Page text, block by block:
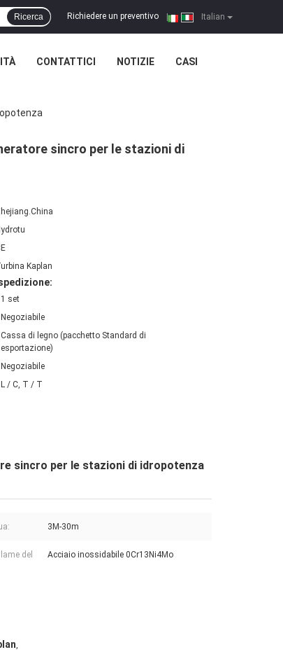
Italian
Richiedere un preventivo |
Ricerca
CONTATTICI NOTIZIE CASI
sincro per le stazioni di
Kaplan
1 set
Negoziabile
Cassa di legno (pacchetto Standard di
esportazione)
Negoziabile
L / C, T / T
sincro per le stazioni di idropotenza
3M-30m
del
Acciaio inossidabile 0Cr13Ni4Mo
,